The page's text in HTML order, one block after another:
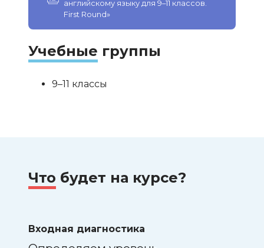
английскому языку для 9–11 классов.
First Round»
Учебные группы
9–11 классы
Что будет на курсе?
Входная диагностика